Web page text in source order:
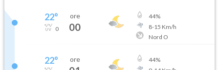
22°
0
ore
00
44%
8-15 Km/h
Nord O
22° ore 44%